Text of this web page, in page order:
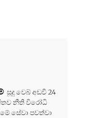
සූදු වෙබ් අඩවි 24
නීති විරෝධි
සේවා පවත්වා